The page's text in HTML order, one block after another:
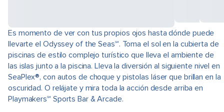
Es momento de ver con tus propios ojos hasta dónde puede
llevarte el Odyssey of the Seas℠. Toma el sol en la cubierta de
piscinas de estilo complejo turístico que lleva el ambiente de
las islas junto a la piscina. Lleva la diversión al siguiente nivel en
SeaPlex®, con autos de choque y pistolas láser que brillan en la
oscuridad. O relájate y mira toda la acción desde arriba en
Playmakers℠ Sports Bar & Arcade.